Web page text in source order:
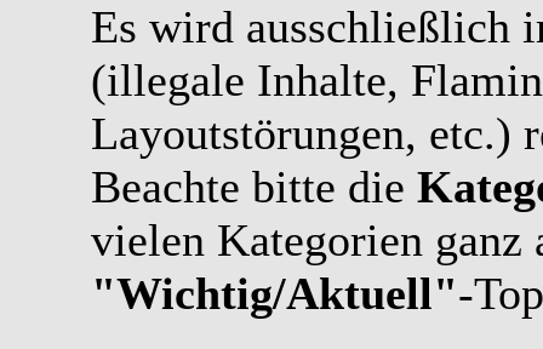
Es wird ausschließlich
(illegale Inhalte,
Layoutstörungen, etc.)
Beachte bitte die
vielen Kategorien ganz
"Wichtig/Aktuell"-